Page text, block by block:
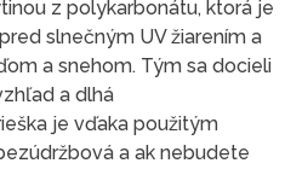
z polykarbonátu, ktorá je
slnečným UV žiarením a
a snehom. Tým sa docieli
a dlhá
je vďaka použitým
a ak nebudete